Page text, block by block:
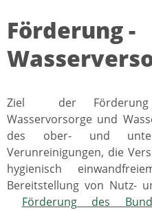
Förderung -
Ziel
der
Wasservorsorge und
des ober- und
Verunreinigungen, die
hygienisch
Bereitstellung von Nutz-
Förderung des